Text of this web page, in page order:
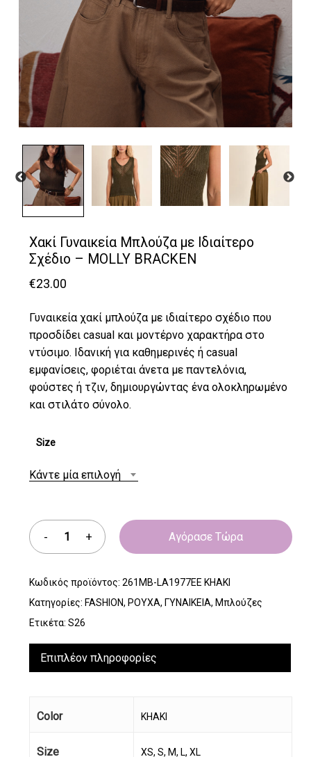
Χακί Γυναικεία Μπλούζα με Ιδιαίτερο
Σχέδιο – MOLLY BRACKEN
€23.00
Γυναικεία χακί μπλούζα με ιδιαίτερο σχέδιο που
προσδίδει casual και μοντέρνο χαρακτήρα στο
ντύσιμο. Ιδανική για καθημερινές ή casual
εμφανίσεις, φοριέται άνετα με παντελόνια,
φούστες ή τζιν, δημιουργώντας ένα ολοκληρωμένο
και στιλάτο σύνολο.
Size
Κάντε μία επιλογή
Αγόρασε Τώρα
Κωδικός προϊόντος: 261MB-LA1977EE KHAKI
Κατηγορίες: FASHION, ΡΟΥΧΑ, ΓΥΝΑΙΚΕΙΑ, Μπλούζες
Ετικέτα: S26
Επιπλέον πληροφορίες
Color KHAKI
Size XS, S, M, L, XL